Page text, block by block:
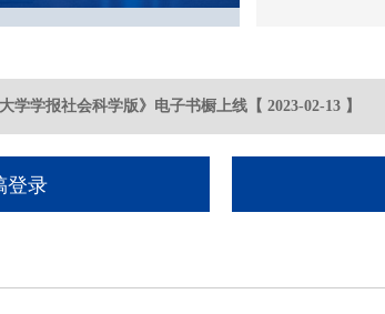
学学报社会科学版》电子书橱上线【 2023-02-13】
登录